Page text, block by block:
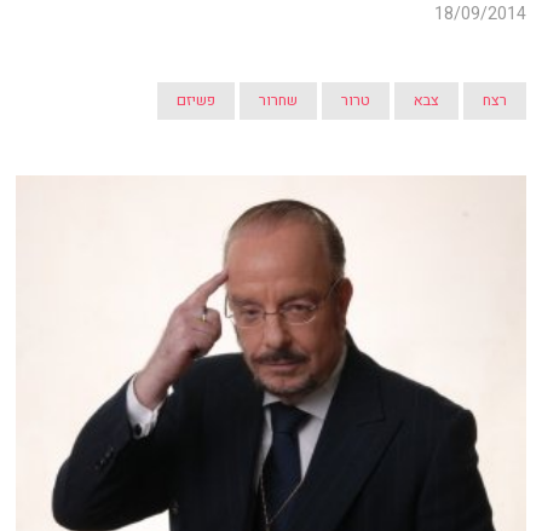
18/09/2014
רצח צבא טרור שחרור פשיזם